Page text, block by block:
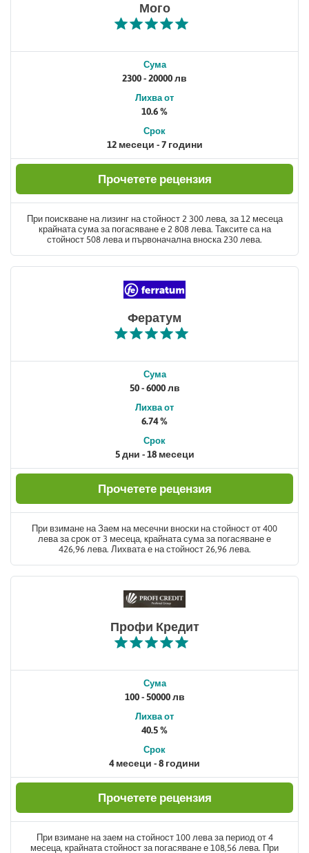
Мого
Сума
2300 - 20000 лв
Лихва от
10.6 %
Срок
12 месеци - 7 години
Прочетете рецензия
При поискване на лизинг на стойност 2 300 лева, за 12 месеца
крайната сума за погасяване е 2 808 лева. Таксите са на
стойност 508 лева и първоначална вноска 230 лева.
Фератум
Сума
50 - 6000 лв
Лихва от
6.74 %
Срок
5 дни - 18 месеци
Прочетете рецензия
При взимане на Заем на месечни вноски на стойност от 400
лева за срок от 3 месеца, крайната сума за погасяване е
426,96 лева. Лихвата е на стойност 26,96 лева.
Профи Кредит
Сума
100 - 50000 лв
Лихва от
40.5 %
Срок
4 месеци - 8 години
Прочетете рецензия
При взимане на заем на стойност 100 лева за период от 4
месеца, крайната стойност за погасяване е 108,56 лева. При